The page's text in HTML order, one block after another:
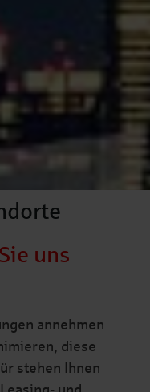
uns
annehmen
diese
stehen Ihnen